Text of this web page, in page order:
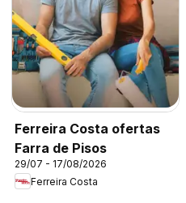
Ferreira Costa ofertas
Farra de Pisos
29/07 - 17/08/2026
Ferreira Costa